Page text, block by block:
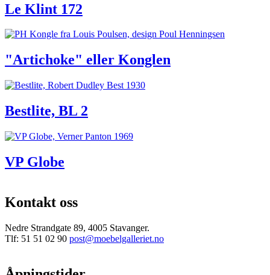
Le Klint 172
"Artichoke" eller Konglen
Bestlite, BL 2
VP Globe
Kontakt oss
Nedre Strandgate 89, 4005 Stavanger.
Tlf: 51 51 02 90 post@moebelgalleriet.no